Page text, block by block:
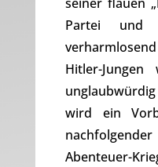
Partei und
Hitler-
wird ein
Abenteuer-